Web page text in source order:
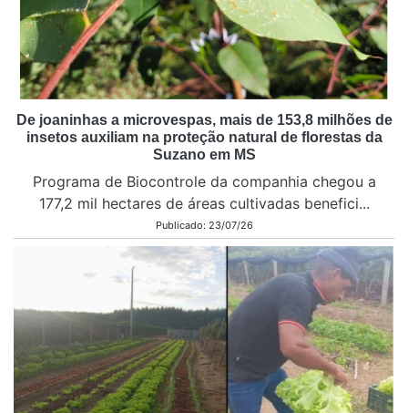
De joaninhas a microvespas, mais de 153,8 milhões de
insetos auxiliam na proteção natural de florestas da
Suzano em MS
Programa de Biocontrole da companhia chegou a
177,2 mil hectares de áreas cultivadas benefici...
Publicado: 23/07/26